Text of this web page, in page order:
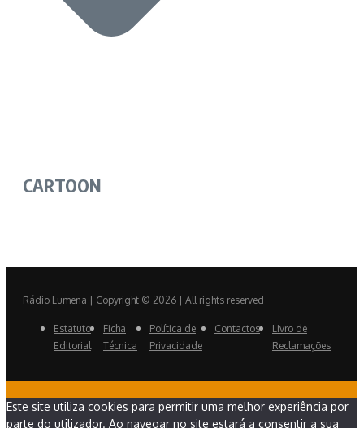
CARTOON
Rádio Lumena | Copyright © 2026 | All rights reserved
Estatuto
Editorial
Ficha
Técnica
Política de
Privacidade
Contactos
Livro de
Reclamações
Este site utiliza cookies para permitir uma melhor experiência por
parte do utilizador. Ao navegar no site estará a consentir a sua